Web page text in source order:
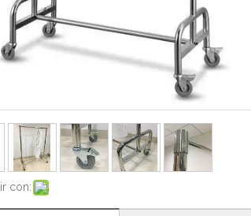
con: